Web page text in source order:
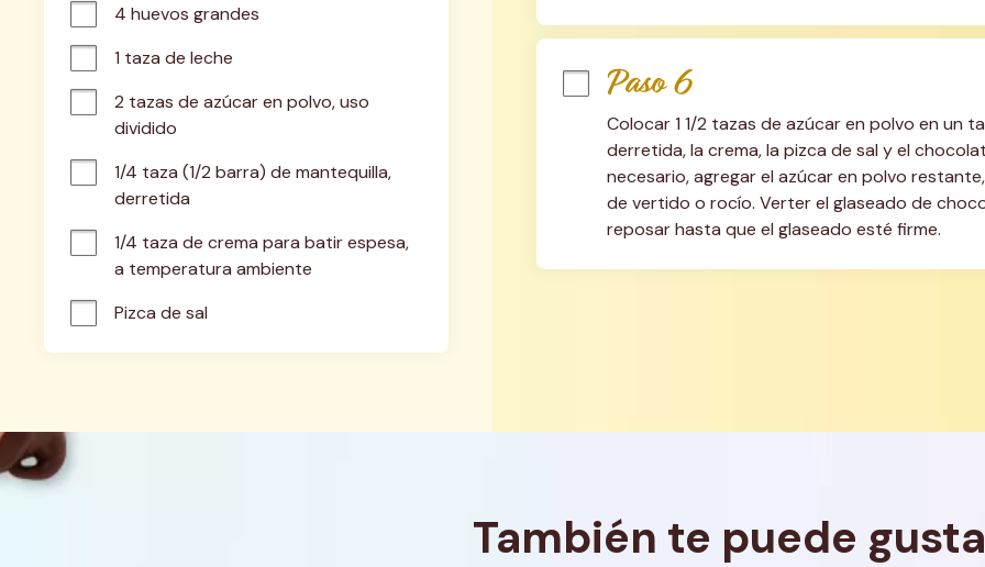
4 huevos grandes
1 taza de leche
2 tazas de azúcar en polvo, uso
dividido
1/4 taza (1/2 barra) de mantequilla,
derretida
1/4 taza de crema para batir espesa,
a temperatura ambiente
Pizca de sal
Paso 6
Colocar 1 1/2 tazas de azúcar en polvo en un
derretida, la crema, la pizca de sal y el
necesario, agregar el azúcar en polvo
de vertido o rocío. Verter el glaseado de
reposar hasta que el glaseado esté firme.
También te puede